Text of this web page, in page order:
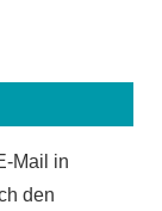
Mail in
den